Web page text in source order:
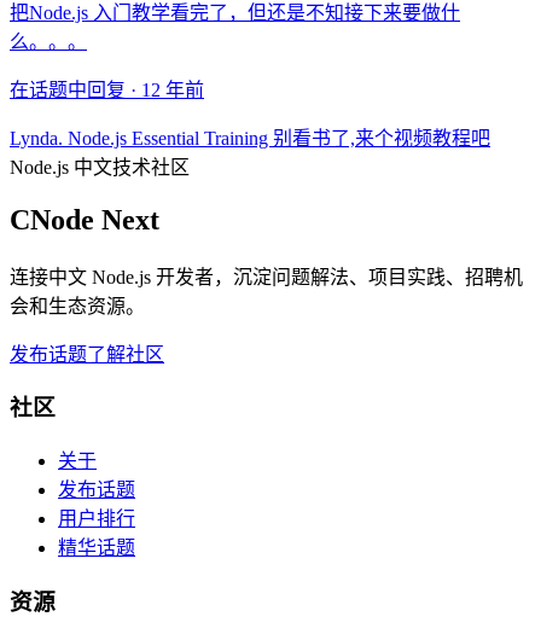
把Node.js 入门教学看完了，但还是不知接下来要做什
么。。。
在话题中回复 · 12 年前
Lynda. Node.js Essential Training 别看书了,来个视频教程吧
Node.js 中文技术社区
CNode Next
连接中文 Node.js 开发者，沉淀问题解法、项目实践、招聘机
会和生态资源。
发布话题了解社区
社区
关于
发布话题
用户排行
精华话题
资源